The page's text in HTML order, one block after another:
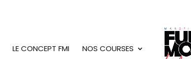
LE CONCEPT FMI NOS COURSES